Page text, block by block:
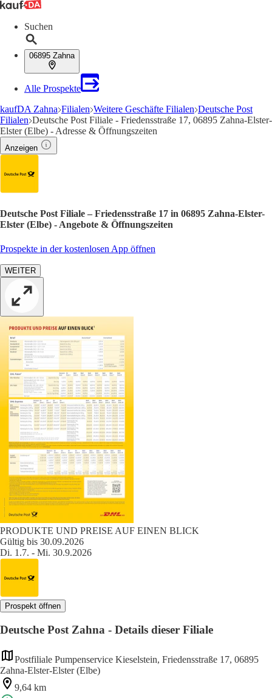
Suchen
06895 Zahna
Alle Prospekte
kaufDA Zahna Filialen Weitere Geschäfte Filialen Deutsche Post
Filialen Deutsche Post Filiale - Friedensstraße 17, 06895 Zahna-Elster-
Elster (Elbe) - Adresse & Öffnungszeiten
Anzeigen
Deutsche Post Filiale – Friedensstraße 17 in 06895 Zahna-Elster-
Elster (Elbe) - Angebote & Öffnungszeiten
Prospekte in der kostenlosen App öffnen
WEITER
PRODUKTE UND PREISE AUF EINEN BLICK
Gültig bis 30.09.2026
Di. 1.7. - Mi. 30.9.2026
Prospekt öffnen
Deutsche Post Zahna - Details dieser Filiale
Postfiliale Pumpenservice Kieselstein, Friedensstraße 17, 06895
Zahna-Elster-Elster (Elbe)
9,64 km